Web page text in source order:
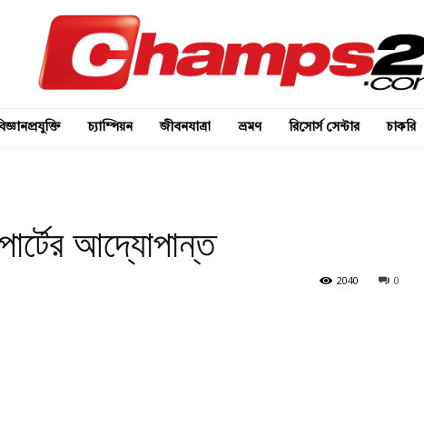
চ্যাম্পিয়ন জীবনযাত্রা ভ্রমণ রিসোর্স সেন্টার চাকরি
আদ্যোপান্ত
0
2040